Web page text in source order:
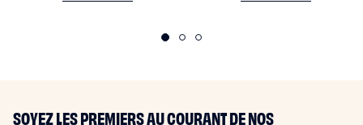
SOYEZ LES PREMIERS AU COURANT DE NOS